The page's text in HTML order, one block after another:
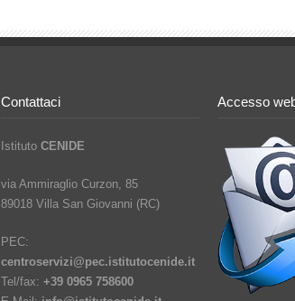
Contattaci
Istituto CENIDE
via Ammiraglio Curzon, 85
89018 Villa San Giovanni (RC)
PEC:
centroservizi@pec.istitutocenide.it
Tel/fax: +39 0965 758600
Accesso